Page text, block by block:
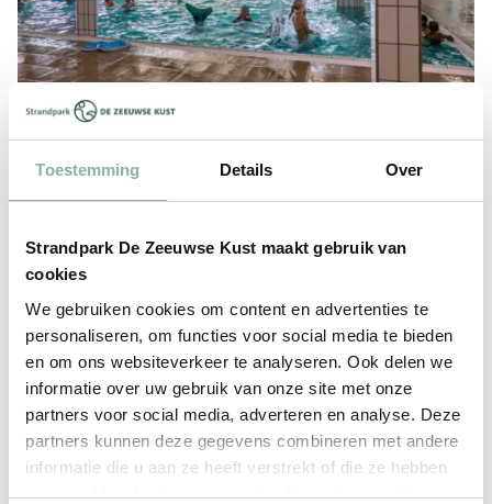
Toestemming Details Over
Strandpark De Zeeuwse Kust maakt gebruik van
cookies
We gebruiken cookies om content en advertenties te
personaliseren, om functies voor social media te bieden
en om ons websiteverkeer te analyseren. Ook delen we
informatie over uw gebruik van onze site met onze
partners voor social media, adverteren en analyse. Deze
partners kunnen deze gegevens combineren met andere
informatie die u aan ze heeft verstrekt of die ze hebben
verzameld op basis van uw gebruik van hun services.
Superleuk spraypark
waterpret beleeft wordt. Zodra het lekker weer wordt is
dit toch wel de plek waar het altijd gezellig is. Dankzij de
vele watervoorzieningen hebben kinderen de tijd van
hun leven!
Waterspeeltuin
De waterspeeltuin is ook erg in trek bij kinderen. Zelfs de
allerkleinsten kunnen zich hier prima vermaken met hun